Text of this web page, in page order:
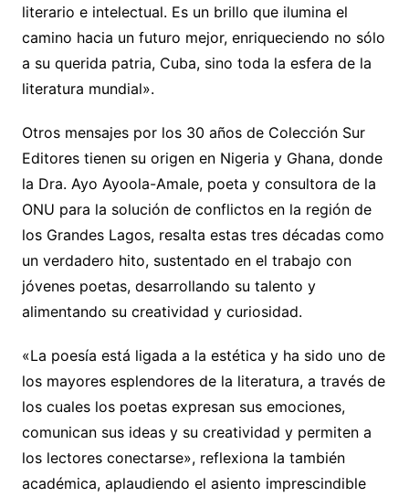
literario e intelectual. Es un brillo que ilumina el
camino hacia un futuro mejor, enriqueciendo no sólo
a su querida patria, Cuba, sino toda la esfera de la
literatura mundial».
Otros mensajes por los 30 años de Colección Sur
Editores tienen su origen en Nigeria y Ghana, donde
la Dra. Ayo Ayoola-Amale, poeta y consultora de la
ONU para la solución de conflictos en la región de
los Grandes Lagos, resalta estas tres décadas como
un verdadero hito, sustentado en el trabajo con
jóvenes poetas, desarrollando su talento y
alimentando su creatividad y curiosidad.
«La poesía está ligada a la estética y ha sido uno de
los mayores esplendores de la literatura, a través de
los cuales los poetas expresan sus emociones,
comunican sus ideas y su creatividad y permiten a
los lectores conectarse», reflexiona la también
académica, aplaudiendo el asiento imprescindible